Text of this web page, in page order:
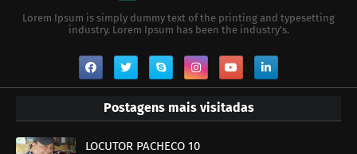
Lorem Ipsum is simply dummy text of the printing and typesetting
industry. Lorem Ipsum has been the industry's.
Postagens mais visitadas
LOCUTOR PACHECO 10